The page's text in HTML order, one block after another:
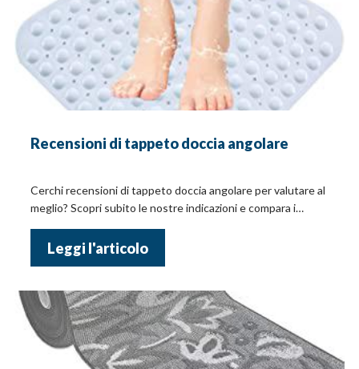
Recensioni di tappeto doccia angolare
Cerchi recensioni di tappeto doccia angolare per valutare al
meglio? Scopri subito le nostre indicazioni e compara i
Leggi l'articolo